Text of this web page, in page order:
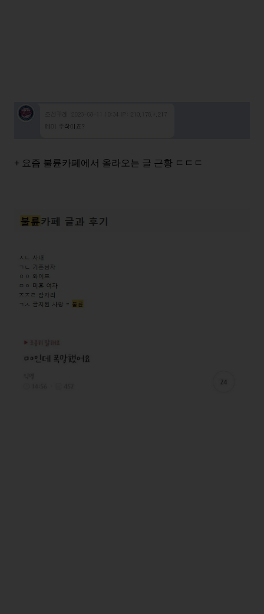
+ 요즘 불륜카페에서 올라오는 글 근황 ㄷㄷㄷ